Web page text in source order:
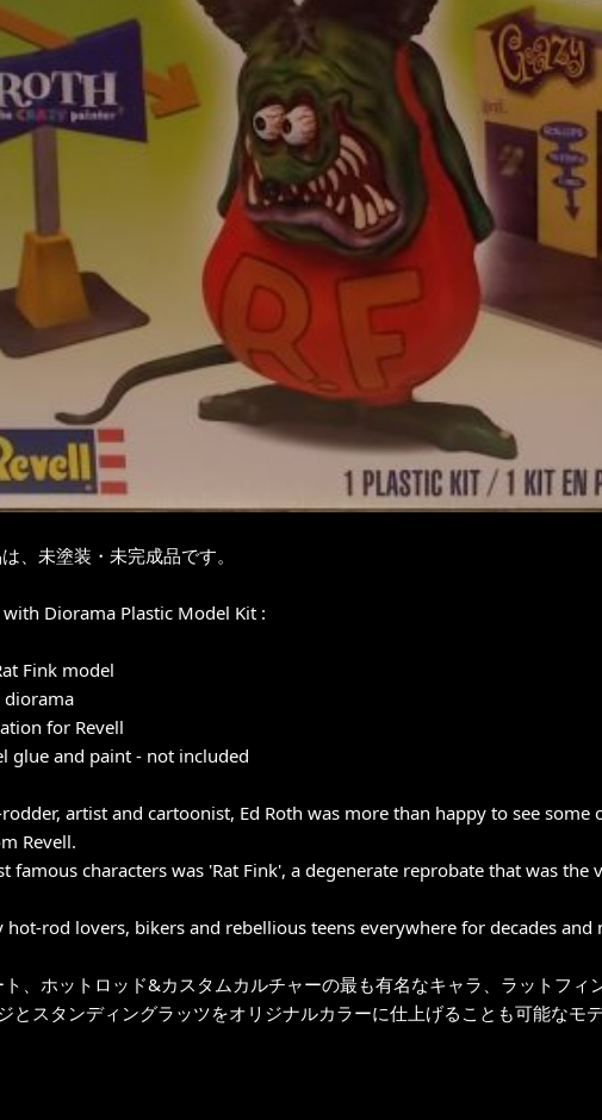
、未塗装・未完成品です。
with Diorama Plastic Model Kit :
Fink model
diorama
for Revell
glue and paint - not included
artist and cartoonist, Ed Roth was more than happy to see some
Revell.
famous characters was 'Rat Fink', a degenerate reprobate that was
hot-rod lovers, bikers and rebellious teens everywhere for decades and
ト、ホットロッド&カスタムカルチャーの最も有名なキャラ、ラットフィ
とスタンディングラッツをオリジナルカラーに仕上げることも可能なモ